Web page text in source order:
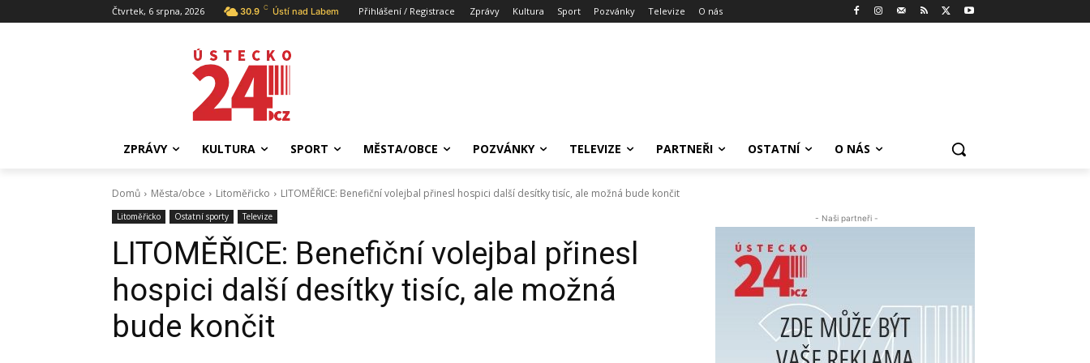
Čtvrtek, 6 srpna, 2026 30.9 C Ústí nad Labem Přihlášení / Registrace Zprávy Kultura Sport Pozvánky Televize O nás
ZPRÁVY KULTURA SPORT MĚSTA/OBCE POZVÁNKY TELEVIZE PARTNEŘI OSTATNÍ O NÁS
Domů Města/obce Litoměřicko LITOMĚŘICE: Benefiční volejbal přinesl hospici další desítky tisíc, ale možná bude končit
Litoměřicko Ostatní sporty Televize
LITOMĚŘICE: Benefiční volejbal přinesl
hospici další desítky tisíc, ale možná
bude končit
- Naši partneři -